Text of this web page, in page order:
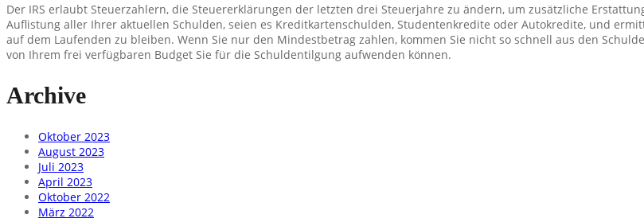
Der IRS erlaubt Steuerzahlern, die Steuererklärungen der letzten drei Steuerjahre zu ändern, um zusätzliche
Auflistung aller Ihrer aktuellen Schulden, seien es Kreditkartenschulden, Studentenkredite oder Autokredite, und
auf dem Laufenden zu bleiben. Wenn Sie nur den Mindestbetrag zahlen, kommen Sie nicht so schnell aus den
von Ihrem frei verfügbaren Budget Sie für die Schuldentilgung aufwenden können.
Archive
Oktober 2023
August 2023
Juli 2023
April 2023
Oktober 2022
März 2022